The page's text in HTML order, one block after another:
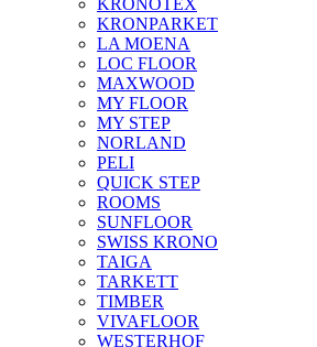
KRONOTEX
KRONPARKET
LA MOENA
LOC FLOOR
MAXWOOD
MY FLOOR
MY STEP
NORLAND
PELI
QUICK STEP
ROOMS
SUNFLOOR
SWISS KRONO
TAIGA
TARKETT
TIMBER
VIVAFLOOR
WESTERHOF